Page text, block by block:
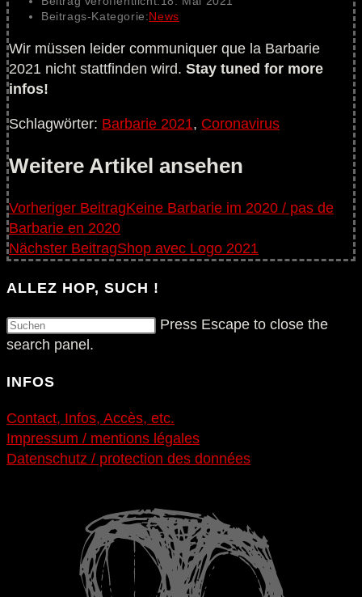
Beitrags-Kategorie:News
Wir müssen leider communiquer que la Barbarie
2021 nicht stattfinden wird. Stay tuned for more
infos!
Schlagwörter: Barbarie 2021, Coronavirus
Weitere Artikel ansehen
Vorheriger BeitragKeine Barbarie im 2020 / pas de
Barbarie en 2020
Nächster BeitragShop avec Logo 2021
ALLEZ HOP, SUCH !
Press Escape to close the
search panel.
INFOS
Contact, Infos, Accès, etc.
Impressum / mentions légales
Datenschutz / protection des données